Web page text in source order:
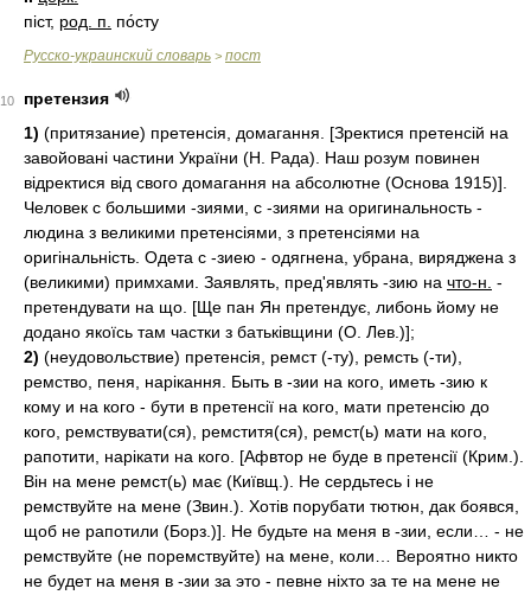
піст, род. п. по́сту
Русско-украинский словарь > пост
10
претензия
1) (притязание) претенсія, домагання. [Зректися претенсій на
завойовані частини України (Н. Рада). Наш розум повинен
відректися від свого домагання на абсолютне (Основа 1915)].
Человек с большими -зиями, с -зиями на оригинальность -
людина з великими претенсіями, з претенсіями на
оригінальність. Одета с -зиею - одягнена, убрана, виряджена з
(великими) примхами. Заявлять, пред'являть -зию на что-н. -
претендувати на що. [Ще пан Ян претендує, либонь йому не
додано якоїсь там частки з батьківщини (О. Лев.)];
2) (неудовольствие) претенсія, ремст (-ту), ремсть (-ти),
ремство, пеня, нарікання. Быть в -зии на кого, иметь -зию к
кому и на кого - бути в претенсії на кого, мати претенсію до
кого, ремствувати(ся), ремститя(ся), ремст(ь) мати на кого,
рапотити, нарікати на кого. [Афвтор не буде в претенсії (Крим.).
Він на мене ремст(ь) має (Київщ.). Не сердьтесь і не
ремствуйте на мене (Звин.). Хотів порубати тютюн, дак боявся,
щоб не рапотили (Борз.)]. Не будьте на меня в -зии, если… - не
ремствуйте (не поремствуйте) на мене, коли… Вероятно никто
не будет на меня в -зии за это - певне ніхто за те на мене не